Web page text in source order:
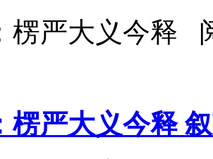
楞严大义今释
楞严大义今释